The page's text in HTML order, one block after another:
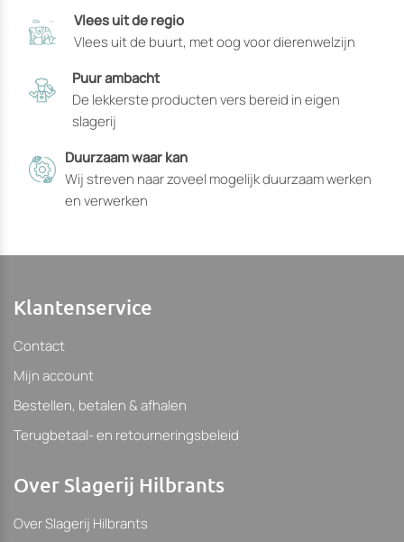
op
de
productpagina
gekozen
de
kunnen
Vlees uit de regio
Vlees uit de buurt, met oog voor dierenwelzijn
Puur ambacht
De lekkerste producten vers bereid in eigen
slagerij
Duurzaam waar kan
Wij streven naar zoveel mogelijk duurzaam werken
en verwerken
Klantenservice
Contact
Mijn account
Bestellen, betalen & afhalen
Terugbetaal- en retourneringsbeleid
Over Slagerij Hilbrants
Over Slagerij Hilbrants